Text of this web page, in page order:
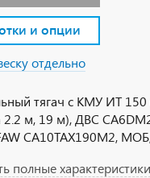
и опции
отдельно
тягач с КМУ ИТ
2.2 м, 19 м), ДВС
CA10TAX190M2,
независимый
полные характеристики